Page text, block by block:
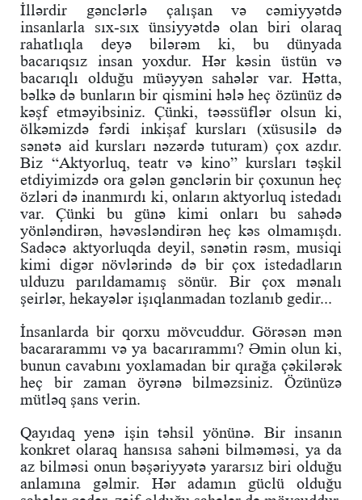
İllərdir gənclərlə çalışan və cəmiyyətdə
insanlarla sıx-sıx ünsiyyətdə olan biri olaraq
rahatlıqla deyə bilərəm ki, bu dünyada
bacarıqsız insan yoxdur. Hər kəsin üstün və
bacarıqlı olduğu müəyyən sahələr var. Hətta,
bəlkə də bunların bir qismini hələ heç özünüz də
kəşf etməyibsiniz. Çünki, təəssüflər olsun ki,
ölkəmizdə fərdi inkişaf kursları (xüsusilə də
sənətə aid kursları nəzərdə tuturam) çox azdır.
Biz “Aktyorluq, teatr və kino” kursları təşkil
etdiyimizdə ora gələn gənclərin bir çoxunun heç
özləri də inanmırdı ki, onların aktyorluq istedadı
var. Çünki bu günə kimi onları bu sahədə
yönləndirən, həvəsləndirən heç kəs olmamışdı.
Sadəcə aktyorluqda deyil, sənətin rəsm, musiqi
kimi digər növlərində də bir çox istedadların
ulduzu parıldamamış sönür. Bir çox mənalı
şeirlər, hekayələr işıqlanmadan tozlanıb gedir...
İnsanlarda bir qorxu mövcuddur. Görəsən mən
bacararammı və ya bacarırammı? Əmin olun ki,
bunun cavabını yoxlamadan bir qırağa çəkilərək
heç bir zaman öyrənə bilməzsiniz. Özünüzə
mütləq şans verin.
Qayıdaq yenə işin təhsil yönünə. Bir insanın
konkret olaraq hansısa sahəni bilməməsi, ya da
az bilməsi onun bəşəriyyətə yararsız biri olduğu
anlamına gəlmir. Hər adamın güclü olduğu